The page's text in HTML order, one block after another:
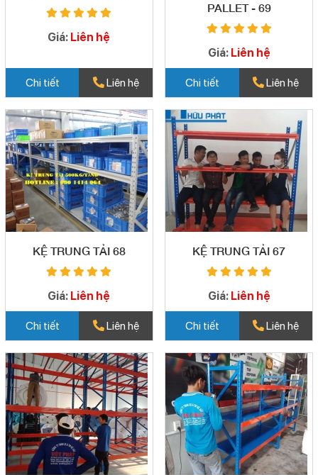
Giá: Liên hệ
Chi tiết Liên hệ
PALLET - 69
Giá: Liên hệ
Chi tiết Liên hệ
KỆ TRUNG TẢI 68
Giá: Liên hệ
Chi tiết Liên hệ
KỆ TRUNG TẢI 67
Giá: Liên hệ
Chi tiết Liên hệ